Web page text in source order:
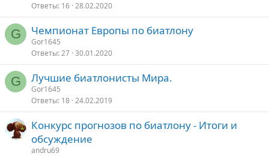
Ответы 16 28.02.2020
G Чемпионат Европы по биатлону
Gor1645
Ответы 27 30.01.2020
G Лучшие биатлонисты Мира.
Gor1645
Ответы 18 24.02.2019
Конкурс прогнозов по биатлону - Итоги и
обсуждение
andru69